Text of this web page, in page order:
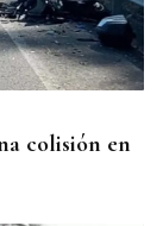
colisión en